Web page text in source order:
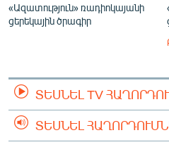
«Ազատություն» ռադիոկայանի
ցերեկային ծրագիր
ՏԵՍՆԵԼ TV
ՏԵՍՆԵԼ